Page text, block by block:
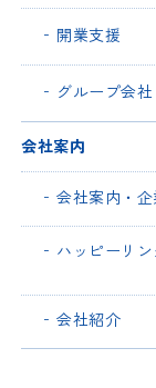
開業支援
グループ会社
会社案内
会社案内・
ハッピーリ
会社紹介